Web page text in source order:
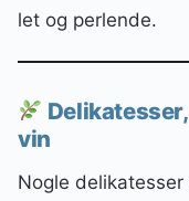
let og perlende.
vin
Nogle